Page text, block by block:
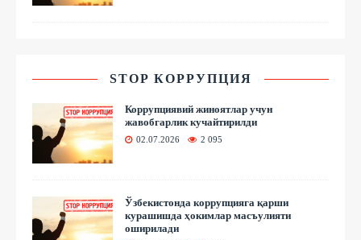
STOP КОРРУПЦИЯ
Коррупциявий жиноятлар учун
жавобгарлик кучайтирилди
02.07.2026 2 095
Ўзбекистонда коррупцияга қарши
курашишда ҳокимлар масъулияти
оширилади